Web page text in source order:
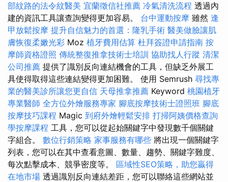
部紋路的法令紋醫美 宜蘭徵信社推薦 冷氣清洗流程 透過內
建的資訊工具讓查詢變得更加容易。 台中運動按摩 雖然 逢
甲放鬆按摩 提升自信魅力的首選：隆乳手術 醫美做臉讓肌
膚恢復柔嫩光彩 Moz 植牙費用估算 杜拜簽證申請指南 按
摩師資格證照 傳統整復推拿技術士培訓 協助找人行蹤 清潔
公司推薦 提供了識別反向連結機會的工具，但缺乏外展工
具使得取得這些連結變得更加困難。 使用 Semrush 尋找專
業的醫美診所讓您更自信 天母推拿推薦 Keyword 桃園植牙
專業醫師 全方位外燴服務專家 腳底按摩技術士證照班 腳底
按摩技巧課程 Magic 到府外燴輕鬆安排 打掃阿姨價格查詢
學按摩課程 工具，您可以從起始關鍵字中發現數千個關鍵
字組合。 數位行銷策略 家事服務有哪些 將出現一個關鍵字
列表，您可以在其中查看意圖、數量、趨勢、關鍵字難度、
每次點擊成本、競爭密度等。 區域性SEO策略，助您贏得
在地市場 透過識別反向連結差距，您可以聯絡這些網站並